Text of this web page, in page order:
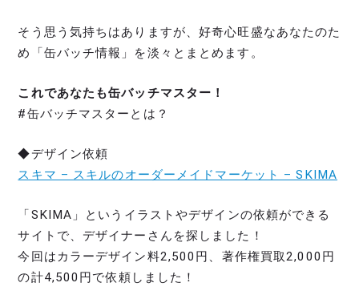
そう思う気持ちはありますが、好奇心旺盛なあなたのた
め「缶バッチ情報」を淡々とまとめます。
これであなたも缶バッチマスター！
#缶バッチマスターとは？
◆デザイン依頼
スキマ – スキルのオーダーメイドマーケット – SKIMA
「SKIMA」というイラストやデザインの依頼ができる
サイトで、デザイナーさんを探しました！
今回はカラーデザイン料2,500円、著作権買取2,000円
の計4,500円で依頼しました！